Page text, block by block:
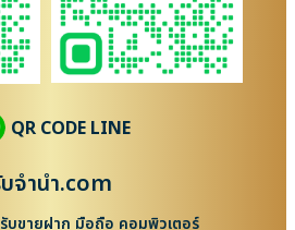
QR CODE LINE
จํานํา.com
บขายฝาก มือถือ คอมพิวเตอร์